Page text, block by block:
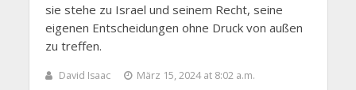
sie stehe zu Israel und seinem Recht, seine
eigenen Entscheidungen ohne Druck von außen
zu treffen.
David Isaac
März 15, 2024 at 8:02 a.m.